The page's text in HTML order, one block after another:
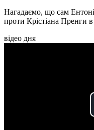
Нагадаємо, що сам
проти Крістіана Пренги в
відео дня